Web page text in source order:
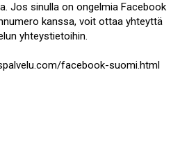
Jos sinulla on ongelmia Facebook
kanssa, voit ottaa yhteyttä
yhteystietoihin.
facebook-suomi.html